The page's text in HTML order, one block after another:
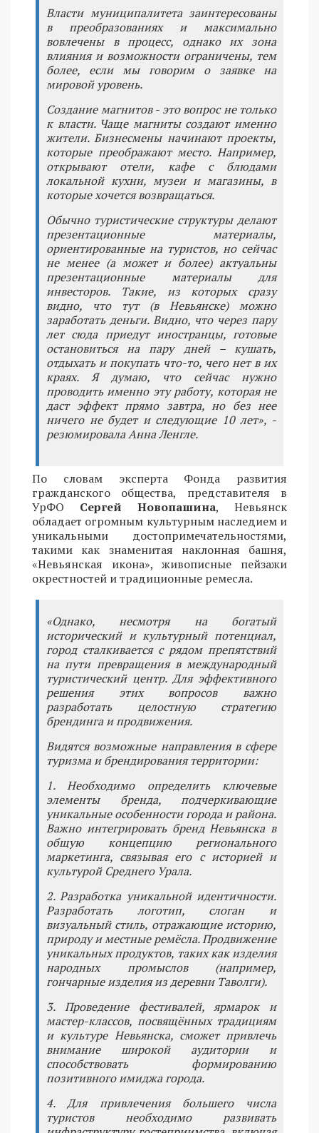
Власти муниципалитета заинтересованы
в преобразованиях и максимально
вовлечены в процесс, однако их зона
влияния и возможности ограничены, тем
более, если мы говорим о заявке на
мировой уровень.
Создание магнитов - это вопрос не только
к власти. Чаще магниты создают именно
жители. Бизнесмены начинают проекты,
которые преображают место. Например,
открывают отели, кафе с блюдами
локальной кухни, музеи и магазины, в
которые хочется возвращаться.
Обычно туристические структуры делают
презентационные материалы,
ориентированные на туристов, но сейчас
не менее (а может и более) актуальны
презентационные материалы для
инвесторов. Такие, из которых сразу
видно, что тут (в Невьянске) можно
заработать деньги. Видно, что через пару
лет сюда приедут иностранцы, готовые
остановиться на пару дней – кушать,
отдыхать и покупать что-то, чего нет в их
краях. Я думаю, что сейчас нужно
проводить именно эту работу, которая не
даст эффект прямо завтра, но без нее
ничего не будет и следующие 10 лет», -
резюмировала Анна Ленгле.
По словам эксперта Фонда развития
гражданского общества, представителя в
УрФО Сергей Новопашина, Невьянск
обладает огромным культурным наследием и
уникальными достопримечательностями,
такими как знаменитая наклонная башня,
«Невьянская икона», живописные пейзажи
окрестностей и традиционные ремесла.
«Однако, несмотря на богатый
исторический и культурный потенциал,
город сталкивается с рядом препятствий
на пути превращения в международный
туристический центр. Для эффективного
решения этих вопросов важно
разработать целостную стратегию
брендинга и продвижения.
Видятся возможные направления в сфере
туризма и брендирования территории:
1. Необходимо определить ключевые
элементы бренда, подчеркивающие
уникальные особенности города и района.
Важно интегрировать бренд Невьянска в
общую концепцию регионального
маркетинга, связывая его с историей и
культурой Среднего Урала.
2. Разработка уникальной идентичности.
Разработать логотип, слоган и
визуальный стиль, отражающие историю,
природу и местные ремёсла. Продвижение
уникальных продуктов, таких как изделия
народных промыслов (например,
гончарные изделия из деревни Таволги).
3. Проведение фестивалей, ярмарок и
мастер-классов, посвящённых традициям
и культуре Невьянска, сможет привлечь
внимание широкой аудитории и
способствовать формированию
позитивного имиджа города.
4. Для привлечения большего числа
туристов необходимо развивать